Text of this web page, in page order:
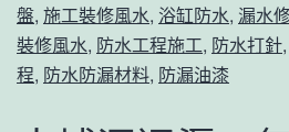
盤, 施工裝修風水, 浴缸防水, 漏水
裝修風水, 防水工程施工, 防水打針,
程, 防水防漏材料, 防漏油漆